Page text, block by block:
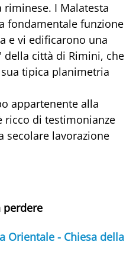
I Malatesta
fondamentale funzione
e vi edificarono una
della città di Rimini, che
tipica planimetria
appartenente alla
ricco di testimonianze
secolare lavorazione
perdere
Orientale - Chiesa della